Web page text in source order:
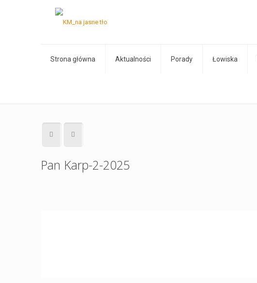
Strona główna Aktualności Porady Łowiska
Pan Karp-2-2025